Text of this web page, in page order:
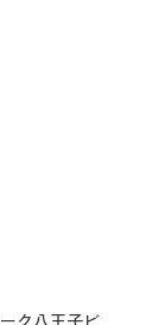
ク八王子ビ